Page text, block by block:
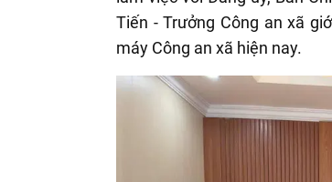
Tiến - Trưởng Công an xã
máy Công an xã hiện nay.